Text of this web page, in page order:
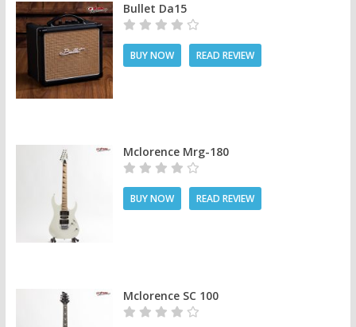
Bullet Da15
BUY NOW READ REVIEW
Mclorence Mrg-180
BUY NOW READ REVIEW
Mclorence SC 100